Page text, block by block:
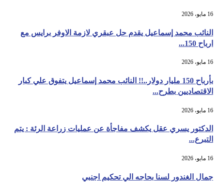
16 مايو، 2026
النائب محمد إسماعيل يقدم حل عبقري لازمة الاوفر برايس مع
ارباح 150...
16 مايو، 2026
بأرباح 150 مليار دولار..!! النائب محمد إسماعيل يتفوق علي كبار
الاقتصاديين بطرح...
16 مايو، 2026
الدكتور يسري عقل يكشف مفاجأة عن عمليات زراعة الرئة : يتم
التبرع...
16 مايو، 2026
جمال الغندور لسنا بحاجه الي تحكيم اجنبي